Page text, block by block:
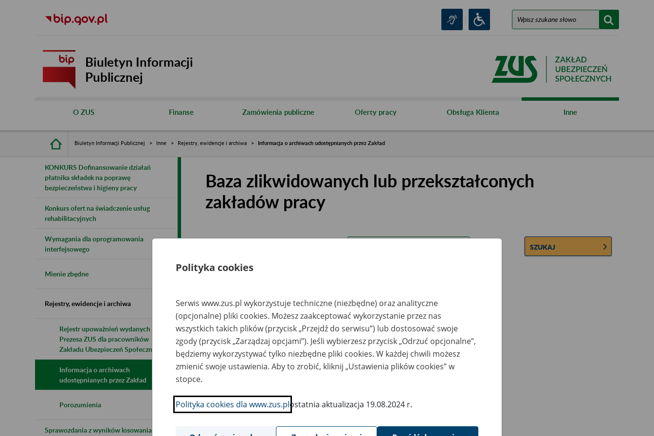
Biuletyn Informacji
Publicznej
O ZUS Finanse Zamówienia publiczne Oferty pracy Obsługa Klienta Inne
Biuletyn Informacji Publicznej Inne Rejestry, ewidencje i archiwa Informacja o archiwach udostępnianych przez Zakład
KONKURS Dofinansowanie działań
płatnika składek na poprawę
bezpieczeństwa i higieny pracy
Konkurs ofert na świadczenie usług
rehabilitacyjnych
Wymagania dla oprogramowania
interfejsowego
Mienie zbędne
Rejestry, ewidencje i archiwa
Rejestr upoważnień wydanych przez
Prezesa ZUS dla pracowników
Zakładu Ubezpieczeń Społecznych
Informacja o archiwach
udostępnianych przez Zakład
Porozumienia
Sprawozdania z wyników losowania do
Baza zlikwidowanych lub przekształconych
zakładów pracy
SZUKAJ
Wszystkie uwagi można przesyłać poprzez
Wyświetl wszystkie
Polityka cookies
Serwis www.zus.pl wykorzystuje techniczne (niezbędne) oraz analityczne
(opcjonalne) pliki cookies. Możesz zaakceptować wykorzystanie przez nas
wszystkich takich plików (przycisk „Przejdź do serwisu”) lub dostosować swoje
zgody (przycisk „Zarządzaj opcjami”). Jeśli wybierzesz przycisk „Odrzuć opcjonalne”,
będziemy wykorzystywać tylko niezbędne pliki cookies. W każdej chwili możesz
zmienić swoje ustawienia. Aby to zrobić, kliknij „Ustawienia plików cookies” w
stopce.
Polityka cookies dla www.zus.plostatnia aktualizacja 19.08.2024 r.